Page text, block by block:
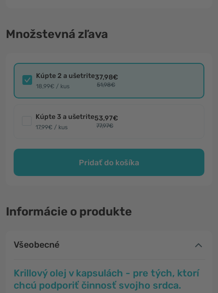
Množstevná zľava
Kúpte 2 a ušetrite
18,99€ / kus
37,98€
51,98€
Kúpte 3 a ušetrite
17,99€ / kus
53,97€
77,97€
Pridať do košíka
Informácie o produkte
Všeobecné
Krillový olej v kapsulách - pre tých, ktorí
chcú podporiť činnosť svojho srdca.